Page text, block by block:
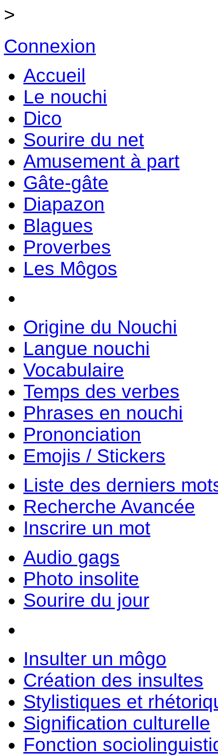
>
Connexion
Accueil
Le nouchi
Dico
Sourire du net
Amusement à part
Gâte-gâte
Diapazon
Blagues
Proverbes
Les Môgos
Origine du Nouchi
Langue nouchi
Vocabulaire
Temps des verbes
Phrases en nouchi
Prononciation
Emojis / Stickers
Liste des derniers
Recherche Avancée
Inscrire un mot
Audio gags
Photo insolite
Sourire du jour
Insulter un môgo
Création des insultes
Stylistiques et
Signification culturelle
Fonction